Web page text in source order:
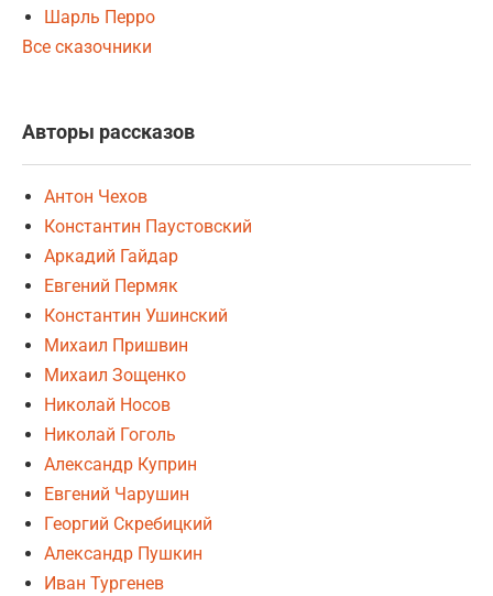
Шарль Перро
Все сказочники
Авторы рассказов
Антон Чехов
Константин Паустовский
Аркадий Гайдар
Евгений Пермяк
Константин Ушинский
Михаил Пришвин
Михаил Зощенко
Николай Носов
Николай Гоголь
Александр Куприн
Евгений Чарушин
Георгий Скребицкий
Александр Пушкин
Иван Тургенев